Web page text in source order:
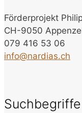
Förderprojekt
CH-9050
079 416 53 06
info@nardias.ch
Suchbegriffe